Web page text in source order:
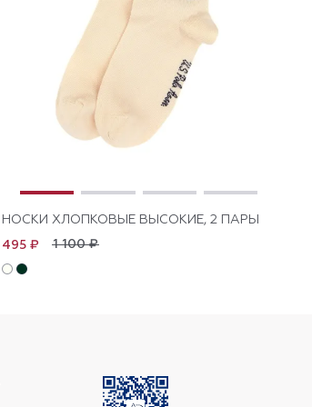
НОСКИ ХЛОПКОВЫЕ ВЫСОКИЕ, 2 ПАРЫ
1 100 ₽
495 ₽